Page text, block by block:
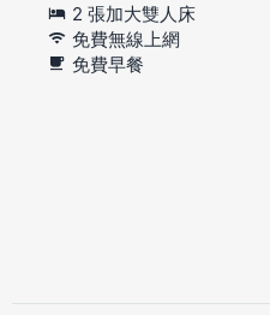
2 張加大雙人床
免費無線上網
免費早餐